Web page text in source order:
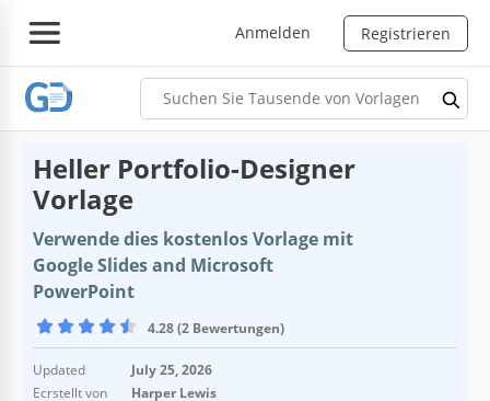
Anmelden Registrieren
Heller Portfolio-Designer
Vorlage
Verwende dies kostenlos Vorlage mit
Google Slides and Microsoft
PowerPoint
4.28 (2 Bewertungen)
Updated
July 25, 2026
Ecrstellt von
Harper Lewis